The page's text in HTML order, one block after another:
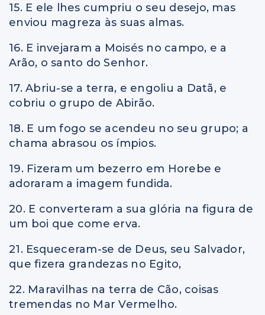
15. E ele lhes cumpriu o seu desejo, mas
enviou magreza às suas almas.
16. E invejaram a Moisés no campo, e a
Arão, o santo do Senhor.
17. Abriu-se a terra, e engoliu a Datã, e
cobriu o grupo de Abirão.
18. E um fogo se acendeu no seu grupo; a
chama abrasou os ímpios.
19. Fizeram um bezerro em Horebe e
adoraram a imagem fundida.
20. E converteram a sua glória na figura de
um boi que come erva.
21. Esqueceram-se de Deus, seu Salvador,
que fizera grandezas no Egito,
22. Maravilhas na terra de Cão, coisas
tremendas no Mar Vermelho.